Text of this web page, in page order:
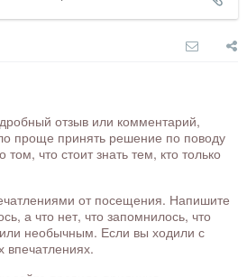
отзыв или комментарий,
проще принять решение по поводу
что стоит знать тем, кто только
от посещения. Напишите
а что нет, что запомнилось, что
необычным. Если вы ходили с
впечатлениях.